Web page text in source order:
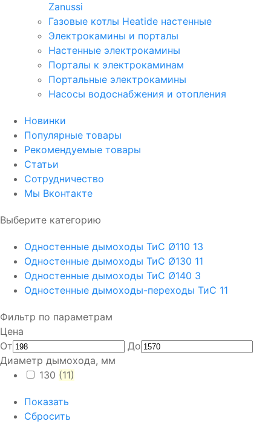
Zanussi
Газовые котлы Heatide настенные
Электрокамины и порталы
Настенные электрокамины
Порталы к электрокаминам
Портальные электрокамины
Насосы водоснабжения и отопления
Новинки
Популярные товары
Рекомендуемые товары
Статьи
Сотрудничество
Мы Вконтакте
Выберите категорию
Одностенные дымоходы ТиС Ø110 13
Одностенные дымоходы ТиС Ø130 11
Одностенные дымоходы ТиС Ø140 3
Одностенные дымоходы-переходы ТиС 11
Фильтр по параметрам
Цена
От
До
Диаметр дымохода, мм
130 (11)
Показать
Сбросить